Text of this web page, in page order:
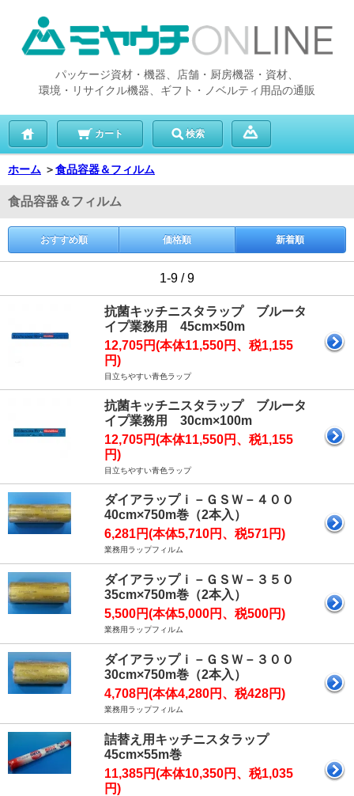
パッケージ資材・機器、店舗・厨房機器・資材、
環境・リサイクル機器、ギフト・ノベルティ用品の通販
カート 検索
ホーム ＞食品容器＆フィルム
食品容器＆フィルム
おすすめ順 価格順 新着順
1-9 / 9
抗菌キッチニスタラップ ブルータ
イプ業務用 45cm×50m
12,705円(本体11,550円、税1,155
円)
目立ちやすい青色ラップ
抗菌キッチニスタラップ ブルータ
イプ業務用 30cm×100m
12,705円(本体11,550円、税1,155
円)
目立ちやすい青色ラップ
ダイアラップｉ－ＧＳＷ－４００
40cm×750m巻（2本入）
6,281円(本体5,710円、税571円)
業務用ラップフィルム
ダイアラップｉ－ＧＳＷ－３５０
35cm×750m巻（2本入）
5,500円(本体5,000円、税500円)
業務用ラップフィルム
ダイアラップｉ－ＧＳＷ－３００
30cm×750m巻（2本入）
4,708円(本体4,280円、税428円)
業務用ラップフィルム
詰替え用キッチニスタラップ
45cm×55m巻
11,385円(本体10,350円、税1,035
円)